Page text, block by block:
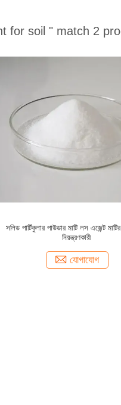
for soil " match 2
সলিড পার্টিকুলার পাউডার মাটি লস এজেন্ট
নিয়ন্ত্রণকারী
যোগাযোগ